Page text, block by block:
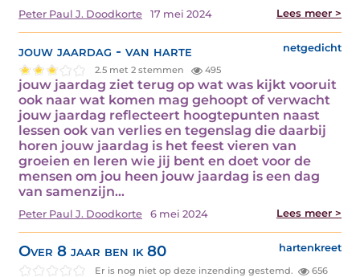
Peter Paul J. Doodkorte 17 mei 2024 Lees meer >
jouw jaardag - van harte netgedicht
2.5 met 2 stemmen 495
jouw jaardag ziet terug op wat was kijkt vooruit
ook naar wat komen mag gehoopt of verwacht
jouw jaardag reflecteert hoogtepunten naast
lessen ook van verlies en tegenslag die daarbij
horen jouw jaardag is het feest vieren van
groeien en leren wie jij bent en doet voor de
mensen om jou heen jouw jaardag is een dag
van samenzijn…
Peter Paul J. Doodkorte 6 mei 2024 Lees meer >
Over 8 jaar ben ik 80 hartenkreet
Er is nog niet op deze inzending gestemd. 656